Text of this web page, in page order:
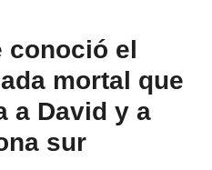
conoció el
mortal que
a David y a
sur